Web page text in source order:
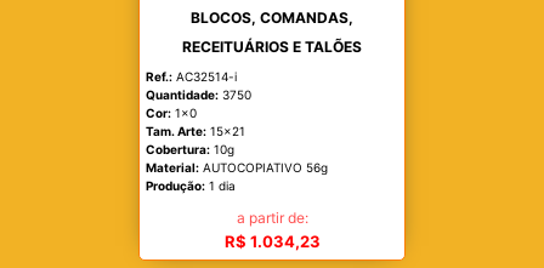
BLOCOS, COMANDAS,
RECEITUÁRIOS E TALÕES
Ref.: AC32514-i
Quantidade: 3750
Cor: 1x0
Tam. Arte: 15x21
Cobertura: 10g
Material: AUTOCOPIATIVO 56g
Produção: 1 dia
a partir de:
R$ 1.034,23